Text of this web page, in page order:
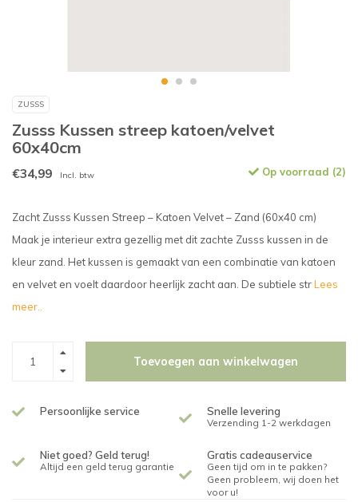
ZUSSS
Zusss Kussen streep katoen/velvet
60x40cm
€34,99 Incl. btw Op voorraad (2)
Zacht Zusss Kussen Streep – Katoen Velvet – Zand (60x40 cm)
Maak je interieur extra gezellig met dit zachte Zusss kussen in de
kleur zand. Het kussen is gemaakt van een combinatie van katoen
en velvet en voelt daardoor heerlijk zacht aan. De subtiele strLees
meer..
Toevoegen aan winkelwagen
Persoonlijke service Snelle levering
Verzending 1-2 werkdagen
Niet goed? Geld terug!
Altijd een geld terug garantie
Gratis cadeauservice
Geen tijd om in te pakken?
Geen probleem, wij doen het
voor u!